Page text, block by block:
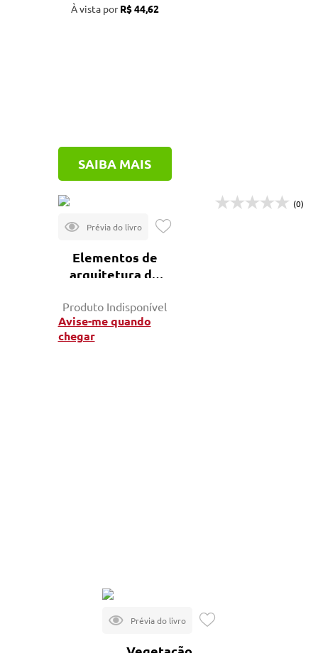
À vista porR$ 44,62
SAIBA MAIS
Elementos de
arquitetura de
natural - 2ª ed.
Produto Indisponível
Avise-me quando
chegar
(0)